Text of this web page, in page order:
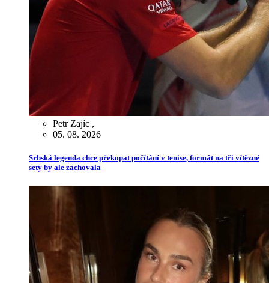
Petr Zajíc ,
05. 08. 2026
Srbská legenda chce překopat počítání v tenise, formát na tři vítězné
sety by ale zachovala